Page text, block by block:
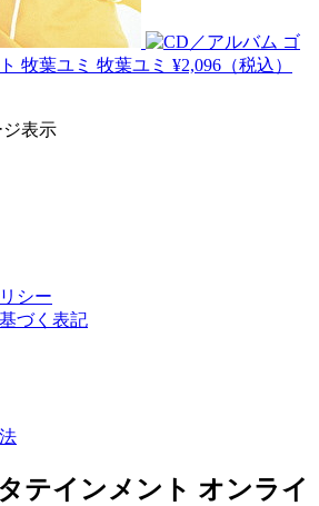
ゴ
牧葉ユミ 牧葉ユミ ¥2,096（税込）
ジ表示
シー
づく表記
テインメント オンライ